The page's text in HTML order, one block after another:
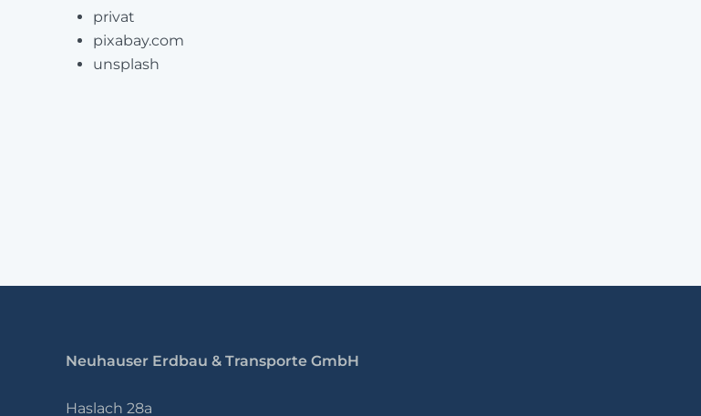
privat
pixabay.com
unsplash
Neuhauser Erdbau & Transporte GmbH
Haslach 28a